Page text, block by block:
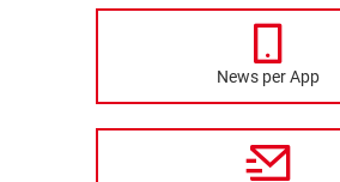
News per App